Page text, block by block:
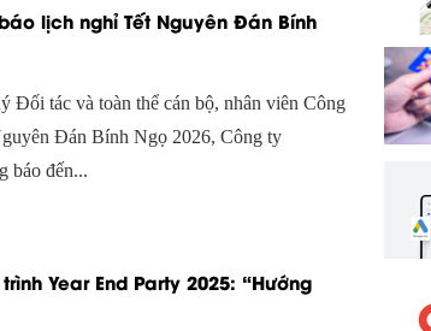
lịch nghỉ Tết Nguyên Đán Bính
Đối tác và toàn thể cán bộ, nhân viên Công
Đán Bính Ngọ 2026, Công ty
báo đến...
Year End Party 2025: “Hướng